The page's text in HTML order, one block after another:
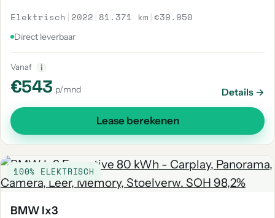
Elektrisch | 2022 | 81.371 km |€39.950
Direct leverbaar
Vanaf i
€543 p/mnd Details →
Lease berekenen
100% ELEKTRISCH
BMW Ix3